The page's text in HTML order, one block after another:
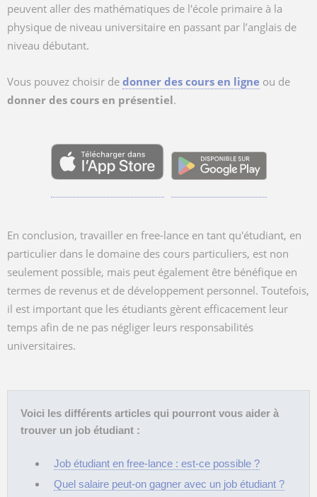
peuvent aller des mathématiques de l'école primaire à la
physique de niveau universitaire en passant par l’anglais de
niveau débutant.
Vous pouvez choisir de donner des cours en ligne ou de
donner des cours en présentiel.
En conclusion, travailler en free-lance en tant qu'étudiant, en
particulier dans le domaine des cours particuliers, est non
seulement possible, mais peut également être bénéfique en
termes de revenus et de développement personnel. Toutefois,
il est important que les étudiants gèrent efficacement leur
temps afin de ne pas négliger leurs responsabilités
universitaires.
Voici les différents articles qui pourront vous aider à
trouver un job étudiant :
Job étudiant en free-lance : est-ce possible ?
Quel salaire peut-on gagner avec un job étudiant ?